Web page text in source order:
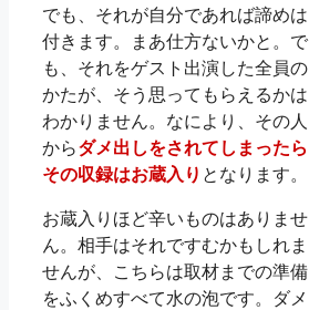
でも、それが自分であれば諦めは
付きます。まあ仕方ないかと。で
も、それをゲスト出演した全員の
かたが、そう思ってもらえるかは
わかりません。なにより、その人
からダメ出しをされてしまったら
その収録はお蔵入り となります。
お蔵入りほど辛いものはありませ
ん。相手はそれですむかもしれま
せんが、こちらは取材までの準備
をふくめすべて水の泡です。ダメ